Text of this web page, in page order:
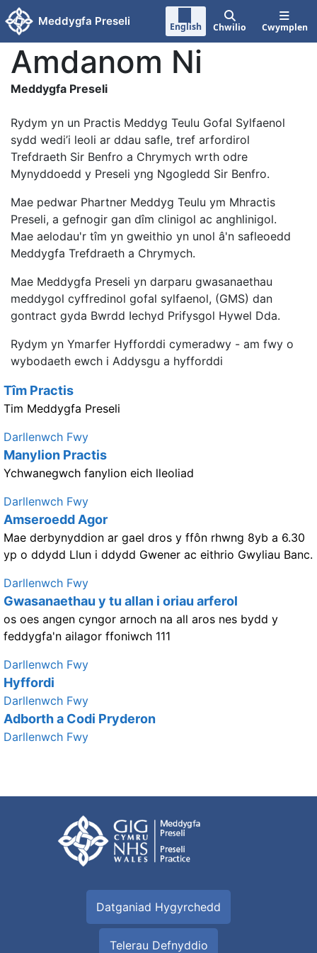
Neidio i'r prif gynnwy
Meddygfa Preseli English Chwilio Cwymplen
Amdanom Ni
Meddygfa Preseli
Rydym yn un Practis Meddyg Teulu Gofal Sylfaenol
sydd wedi’i leoli ar ddau safle, tref arfordirol
Trefdraeth Sir Benfro a Chrymych wrth odre
Mynyddoedd y Preseli yng Ngogledd Sir Benfro.
Mae pedwar Phartner Meddyg Teulu ym Mhractis
Preseli, a gefnogir gan dîm clinigol ac anghlinigol.
Mae aelodau'r tîm yn gweithio yn unol â'n safleoedd
Meddygfa Trefdraeth a Chrymych.
Mae Meddygfa Preseli yn darparu gwasanaethau
meddygol cyffredinol gofal sylfaenol, (GMS) dan
gontract gyda Bwrdd Iechyd Prifysgol Hywel Dda.
Rydym yn Ymarfer Hyfforddi cymeradwy - am fwy o
wybodaeth ewch i Addysgu a hyfforddi
Tîm Practis
Tim Meddygfa Preseli
Darllenwch Fwy
Manylion Practis
Ychwanegwch fanylion eich lleoliad
Darllenwch Fwy
Amseroedd Agor
Mae derbynyddion ar gael dros y ffôn rhwng 8yb a 6.30
yp o ddydd Llun i ddydd Gwener ac eithrio Gwyliau Banc.
Darllenwch Fwy
Gwasanaethau y tu allan i oriau arferol
os oes angen cyngor arnoch na all aros nes bydd y
feddygfa'n ailagor ffoniwch 111
Darllenwch Fwy
Hyffordi
Darllenwch Fwy
Adborth a Codi Pryderon
Darllenwch Fwy
Datganiad Hygyrchedd
Telerau Defnyddio